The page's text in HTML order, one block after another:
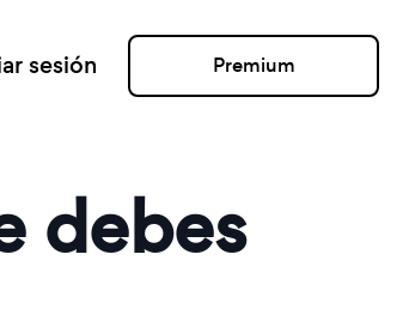
sesión Premium
debes